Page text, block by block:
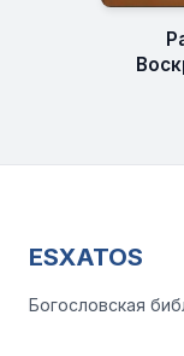
ESXATOS
Богословская